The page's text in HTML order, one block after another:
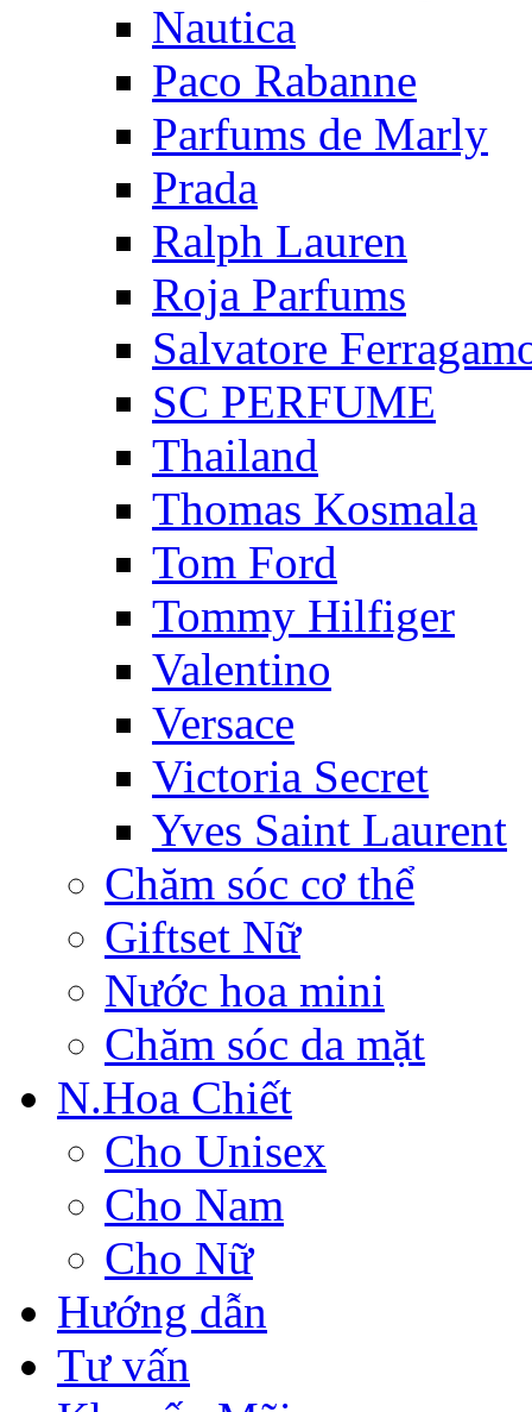
Nautica
Paco Rabanne
Parfums de Marly
Prada
Ralph Lauren
Roja Parfums
Salvatore
SC PERFUME
Thailand
Thomas Kosmala
Tom Ford
Tommy Hilfiger
Valentino
Versace
Victoria Secret
Yves Saint Laurent
Chăm sóc cơ thể
Giftset Nữ
Nước hoa mini
Chăm sóc da mặt
N.Hoa Chiết
Cho Unisex
Cho Nam
Cho Nữ
Hướng dẫn
Tư vấn